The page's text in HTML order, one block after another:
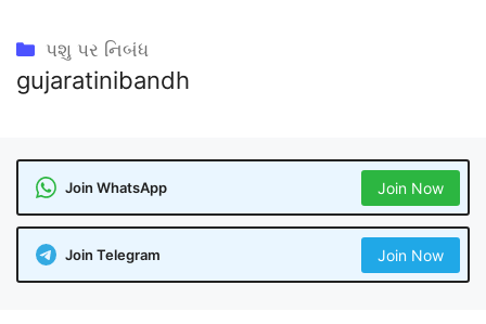
Categories
પશુ પર નિબંધ
gujaratinibandh
Join WhatsApp Join Now
Join Telegram Join Now